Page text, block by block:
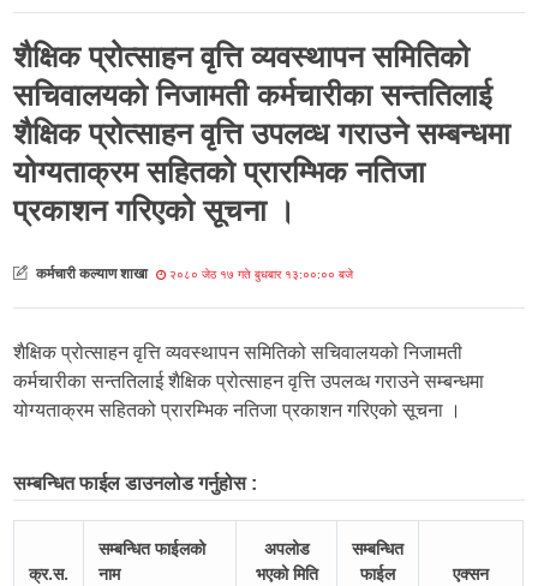
शैक्षिक प्रोत्साहन वृत्ति व्यवस्थापन समितिको
सचिवालयको निजामती कर्मचारीका सन्ततिलाई
शैक्षिक प्रोत्साहन वृत्ति उपलव्ध गराउने सम्बन्धमा
योग्यताक्रम सहितको प्रारम्भिक नतिजा
प्रकाशन गरिएको सूचना ।
कर्मचारी कल्याण शाखा २०८० जेठ १७ गते बुधबार १३:००:०० बजे
शैक्षिक प्रोत्साहन वृत्ति व्यवस्थापन समितिको सचिवालयको निजामती
कर्मचारीका सन्ततिलाई शैक्षिक प्रोत्साहन वृत्ति उपलव्ध गराउने सम्बन्धमा
योग्यताक्रम सहितको प्रारम्भिक नतिजा प्रकाशन गरिएको सूचना ।
सम्बन्धित फाईल डाउनलोड गर्नुहोस :
क्र.स.
सम्बन्धित फाईलको
नाम
अपलोड
भएको मिति
सम्बन्धित
फाईल
एक्सन